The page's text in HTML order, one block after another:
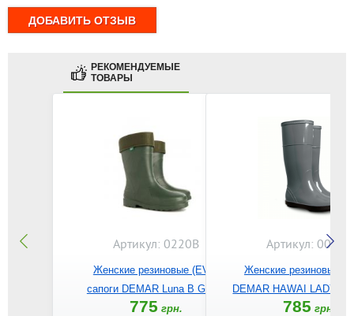
РЕКОМЕНДУЕМЫЕ
ТОВАРЫ
Артикул: 0220B
Женские резиновые (EVA)
сапоги DEMAR Luna B Green
775 грн.
Артикул: 0075D
Женские резиновые
DEMAR HAWAI LADY D
785 грн.